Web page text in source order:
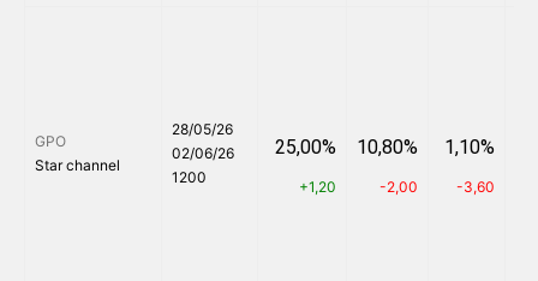
GPO
Star channel
28/05/26
02/06/26
1200
25,00%
+1,20
10,80%
-2,00
1,10%
-3,60